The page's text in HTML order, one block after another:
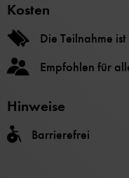
Kosten
Die Teilnahme
Empfohlen für
Hinweise
Barrierefrei